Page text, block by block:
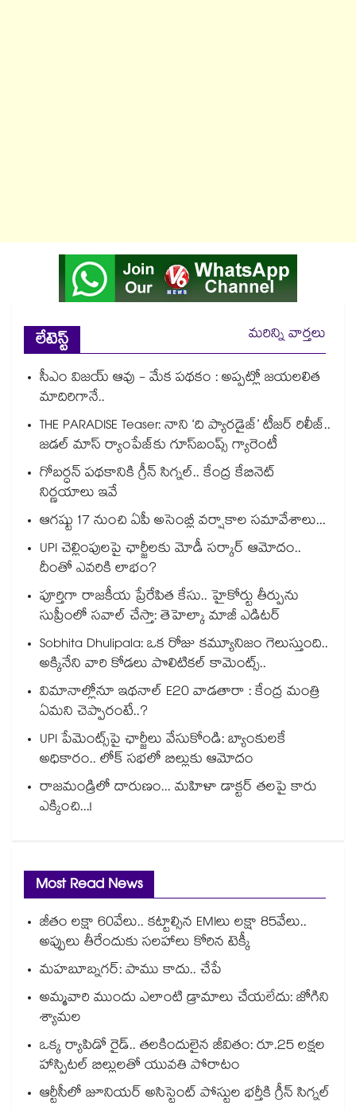
లేటెస్ట్
మరిన్ని వార్తలు
సీఎం విజయ్ ఆవు - మేక పథకం : అప్పట్లో జయలలిత
మాదిరిగానే..
THE PARADISE Teaser: నాని ‘ది ప్యారడైజ్‌‌’ టీజర్ రిలీజ్..
జడల్ మాస్ ర్యాంపేజ్‌కు గూస్‌బంప్స్ గ్యారెంటీ
గోబర్ధన్ పథకానికి గ్రీన్ సిగ్నల్.. కేంద్ర కేబినెట్
నిర్ణయాలు ఇవే
ఆగష్టు 17 నుంచి ఏపీ అసెంబ్లీ వర్షాకాల సమావేశాలు...
UPI చెల్లింపులపై ఛార్జీలకు మోడీ సర్కార్ ఆమోదం..
దీంతో ఎవరికి లాభం?
పూర్తిగా రాజకీయ ప్రేరేపిత కేసు.. హైకోర్టు తీర్పును
సుప్రీంలో సవాల్ చేస్తా: తెహెల్కా మాజీ ఎడిటర్
Sobhita Dhulipala: ఒక రోజు కమ్యూనిజం గెలుస్తుంది..
అక్కినేని వారి కోడలు పొలిటికల్ కామెంట్స్..
విమానాల్లోనూ ఇథనాల్ E20 వాడతారా : కేంద్ర మంత్రి
ఏమని చెప్పారంటే..?
UPI పేమెంట్స్⁪పై ఛార్జీలు వేసుకోండి: బ్యాంకులకే
అధికారం.. లోక్ సభలో బిల్లుకు ఆమోదం
రాజమండ్రిలో దారుణం... మహిళా డాక్టర్ తలపై కారు
ఎక్కించి...!
Most Read News
జీతం లక్షా 60వేలు.. కట్టాల్సిన EMIలు లక్షా 85వేలు..
అప్పులు తీరేందుకు సలహాలు కోరిన టెక్కీ
మహబూబ్నగర్: పాము కాదు.. చేపే
అమ్మవారి ముందు ఎలాంటి డ్రామాలు చేయలేదు: జోగిని
శ్యామల
ఒక్క ర్యాపిడో రైడ్.. తలకిందులైన జీవితం: రూ.25 లక్షల
హాస్పిటల్ బిల్లులతో యువతి పోరాటం
ఆర్టీసీలో జూనియర్ అసిస్టెంట్‌‌ పోస్టుల భర్తీకి గ్రీన్‌‌ సిగ్నల్